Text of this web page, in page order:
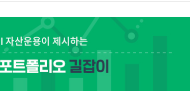
인천서 말다툼 중 어머